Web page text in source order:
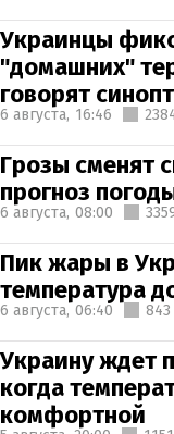
Украинцы
"домашних"
говорят
6 августа, 16:46
Грозы сменят
прогноз
6 августа, 08:00
Пик жары в
температура
6 августа, 06:40 843
Украину ждет
когда
комфортной